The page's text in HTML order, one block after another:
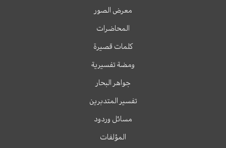
معرض الصور
المحاضرات
كلمات قصيرة
ومضة تفسيرية
جواهر البحار
تفسير المتدبرين
مسائل وردود
المؤلفات